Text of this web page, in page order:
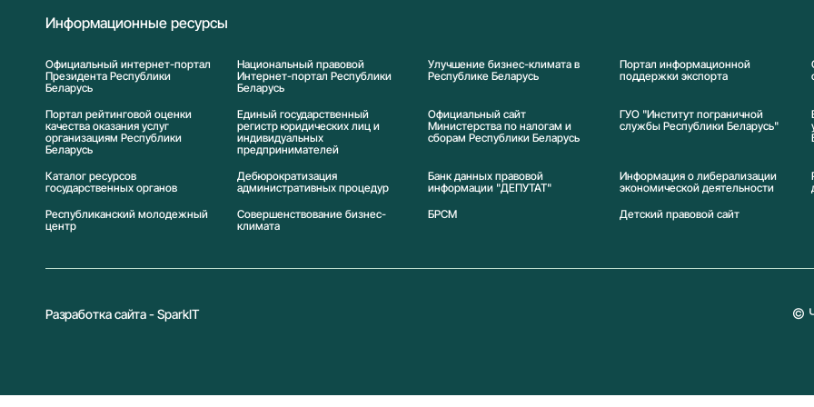
Информационные ресурсы
Официальный интернет-портал
Президента Республики
Беларусь
Национальный правовой
Интернет-портал Республики
Беларусь
Улучшение бизнес-климата в
Республике Беларусь
Портал информационной
поддержки экспорта
Портал рейтинговой оценки
качества оказания услуг
организациям Республики
Беларусь
Единый государственный
регистр юридических лиц и
индивидуальных
предпринимателей
Официальный сайт
Министерства по налогам и
сборам Республики Беларусь
ГУО "Институт пограничной
службы Республики Беларусь"
Каталог ресурсов
государственных органов
Дебюрократизация
административных процедур
Банк данных правовой
информации "ДЕПУТАТ"
Информация о либерализации
экономической деятельности
Республиканский молодежный
центр
Совершенствование бизнес-
климата
БРСМ Детский правовой сайт
Разработка сайта - SparkIT ©